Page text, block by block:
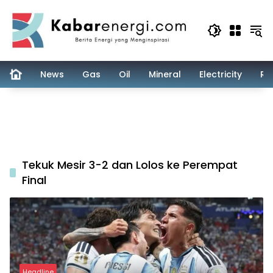
content
News Gas Oil Mineral Electricity
Tekuk Mesir 3-2 dan Lolos ke Perempat
Final